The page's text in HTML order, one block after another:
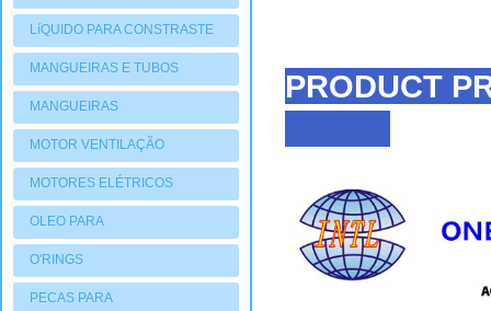
LíQUIDO PARA CONSTRASTE
MANGUEIRAS E TUBOS
MANGUEIRAS
MOTOR VENTILAÇÃO
MOTORES ELÉTRICOS
OLEO PARA
COMPRESSORES
O'RINGS
PECAS PARA
PRODUCT